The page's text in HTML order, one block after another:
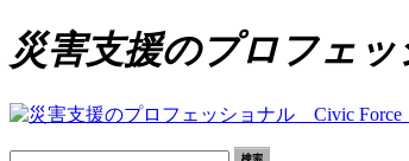
災害支援のプロフェ